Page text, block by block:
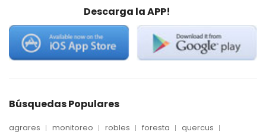
Descarga la APP!
Búsquedas Populares
agrares monitoreo robles foresta
quercus